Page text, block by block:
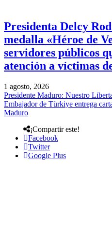
Presidenta Delcy
medalla «Héroe de
servidores públicos
atención a víctimas
1 agosto, 2026
Presidente Maduro: Nuestro
Embajador de Türkiye entrega
Maduro
¡Compartir este!
Facebook
Twitter
Google Plus